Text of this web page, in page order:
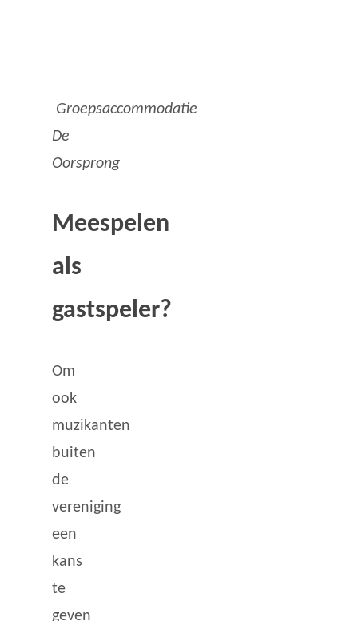
Groepsaccommodatie
De
Oorsprong
Meespelen
als
gastspeler?
Om
ook
muzikanten
buiten
de
vereniging
een
kans
te
geven